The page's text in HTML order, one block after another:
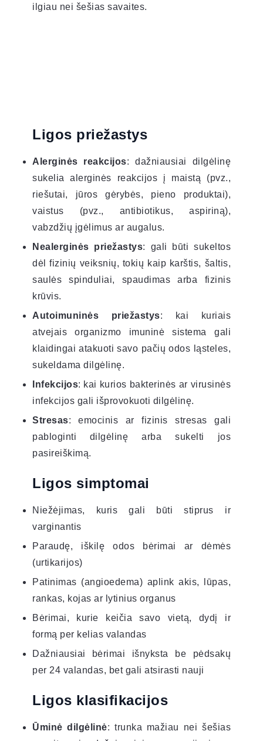
ilgiau nei šešias savaites.
Ligos priežastys
Alerginės reakcijos: dažniausiai dilgėlinę
sukelia alerginės reakcijos į maistą (pvz.,
riešutai, jūros gėrybės, pieno produktai),
vaistus (pvz., antibiotikus, aspiriną),
vabzdžių įgėlimus ar augalus.
Nealerginės priežastys: gali būti sukeltos
dėl fizinių veiksnių, tokių kaip karštis, šaltis,
saulės spinduliai, spaudimas arba fizinis
krūvis.
Autoimuninės priežastys: kai kuriais
atvejais organizmo imuninė sistema gali
klaidingai atakuoti savo pačių odos ląsteles,
sukeldama dilgėlinę.
Infekcijos: kai kurios bakterinės ar virusinės
infekcijos gali išprovokuoti dilgėlinę.
Stresas: emocinis ar fizinis stresas gali
pabloginti dilgėlinę arba sukelti jos
pasireiškimą.
Ligos simptomai
Niežėjimas, kuris gali būti stiprus ir
varginantis
Paraudę, iškilę odos bėrimai ar dėmės
(urtikarijos)
Patinimas (angioedema) aplink akis, lūpas,
rankas, kojas ar lytinius organus
Bėrimai, kurie keičia savo vietą, dydį ir
formą per kelias valandas
Dažniausiai bėrimai išnyksta be pėdsakų
per 24 valandas, bet gali atsirasti nauji
Ligos klasifikacijos
Ūminė dilgėlinė: trunka mažiau nei šešias